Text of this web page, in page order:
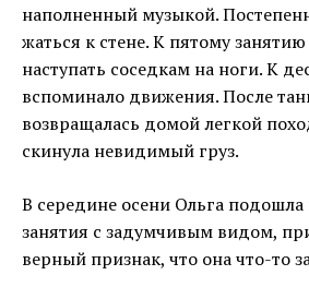
наполненный музыкой.
жаться к стене. К пятому
наступать соседкам на ноги. К
вспоминало движения. После
возвращалась домой легкой
скинула невидимый груз.
В середине осени Ольга подошла
занятия с задумчивым видом,
верный признак, что она что-то